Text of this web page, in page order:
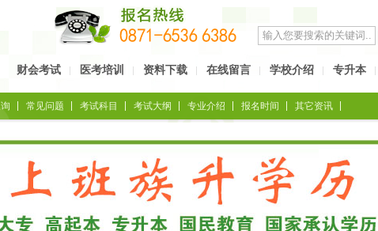
财会考试 医考培训 资料下载 在线留言 学校介绍 专升本
常见问题 考试科目 考试大纲 专业介绍 报名时间 其它资讯